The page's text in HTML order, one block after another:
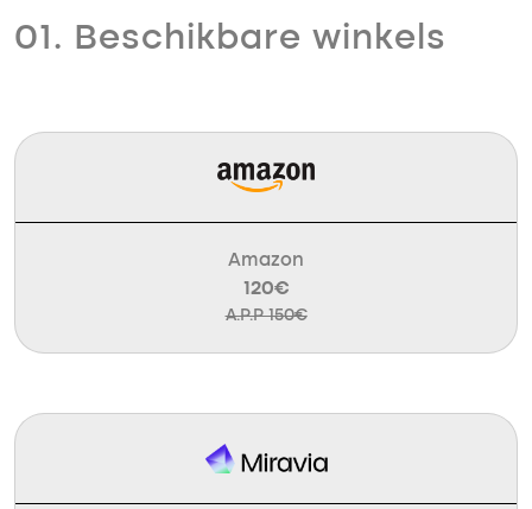
01. Beschikbare winkels
Amazon
120€
A.P.P 150€